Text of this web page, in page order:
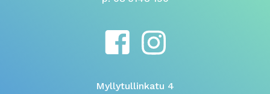
Myllytullinkatu 4